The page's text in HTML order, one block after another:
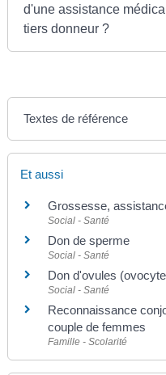
d'une assistance
tiers donneur ?
Textes de référence
Et aussi
Grossesse,
Social - Santé
Don de sperme
Social - Santé
Don d'ovules
Social - Santé
Reconnaissance
couple de femmes
Famille - Scolarité